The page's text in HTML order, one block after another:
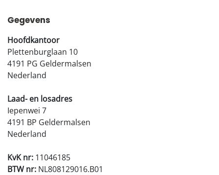
Gegevens
Hoofdkantoor
Plettenburglaan 10
4191 PG Geldermalsen
Nederland
Laad- en losadres
Iepenwei 7
4191 BP Geldermalsen
Nederland
KvK nr: 11046185
BTW nr: NL808129016.B01